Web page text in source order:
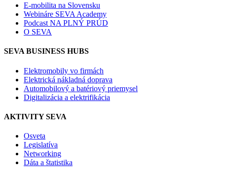
E-mobilita na Slovensku
Webináre SEVA Academy
Podcast NA PLNÝ PRÚD
O SEVA
SEVA BUSINESS HUBS
Elektromobily vo firmách
Elektrická nákladná doprava
Automobilový a batériový priemysel
Digitalizácia a elektrifikácia
AKTIVITY SEVA
Osveta
Legislatíva
Networking
Dáta a štatistika